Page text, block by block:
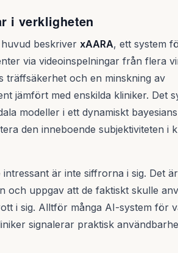
i verkligheten
beskriver xAARA, ett system
via videoinspelningar från flera
träffsäkerhet och en minskning av
jämfört med enskilda kliniker. Det
modeller i ett dynamiskt
den inneboende subjektiviteten i
är inte siffrorna i sig. Det
och uppgav att de faktiskt skulle
i sig. Alltför många AI-system för
signalerar praktisk